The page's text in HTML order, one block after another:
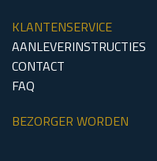
KLANTENSERVICE
AANLEVERINSTRUCTIES
CONTACT
FAQ
BEZORGER WORDEN